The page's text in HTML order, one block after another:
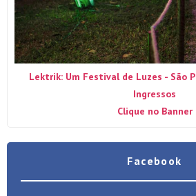
Lektrik: Um Festival de Luzes - São
Ingressos
Clique no Banner
Facebook